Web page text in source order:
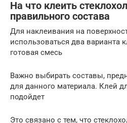
На что клеить
правильного состава
Для наклеивания на
использоваться два варианта
готовая смесь
Важно выбирать составы,
для данного материала. Клей
подойдет
Это связано с тем, что